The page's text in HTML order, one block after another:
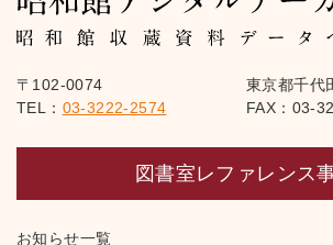
〒102-0074
東京都千代
TEL： 03-3222-2574 FAX：03-
図書室レファレンス
お知らせ一覧